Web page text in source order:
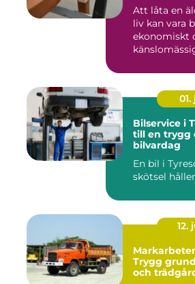
Att låta en
liv kan vara
ekonomiskt
01.
Bilservice i
till en trygg
bilvardag
En bil i
skötsel
12.
Trygg
och